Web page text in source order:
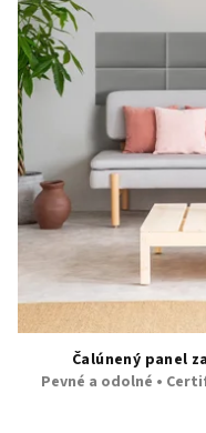
Čalúnený panel
Pevné a odolné •